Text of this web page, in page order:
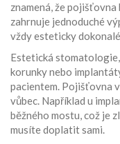
znamená, že
zahrnuje jednoduché
vždy esteticky
Estetická
korunky nebo
pacientem. Pojišťovna
vůbec. Například u
běžného mostu, což je
musíte doplatit sami.